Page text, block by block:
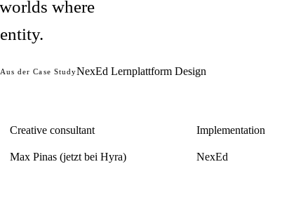
where
Aus der Case StudyNexEd Lernplattform Design
Creative consultant
Max Pinas (jetzt bei Hyra)
Implementation
NexEd